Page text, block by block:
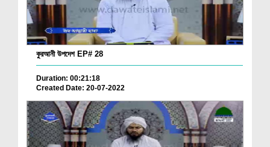
কুরআনী উপদেশ EP# 28
Duration: 00:21:18
Created Date: 20-07-2022